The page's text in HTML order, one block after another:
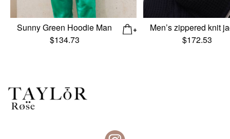
Sunny Green Hoodie Man
$134.73
Men’s zippered knit
$172.53